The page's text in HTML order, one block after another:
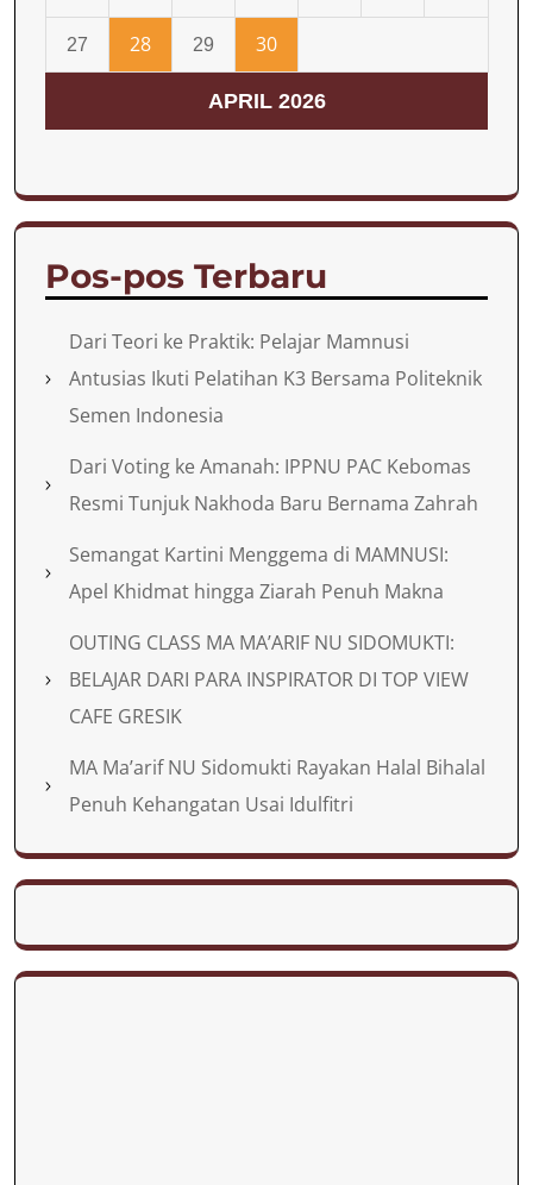
APRIL 2026
27 28 29 30
Pos-pos Terbaru
Dari Teori ke Praktik: Pelajar Mamnusi
Antusias Ikuti Pelatihan K3 Bersama Politeknik
Semen Indonesia
Dari Voting ke Amanah: IPPNU PAC Kebomas
Resmi Tunjuk Nakhoda Baru Bernama Zahrah
Semangat Kartini Menggema di MAMNUSI:
Apel Khidmat hingga Ziarah Penuh Makna
OUTING CLASS MA MA’ARIF NU SIDOMUKTI:
BELAJAR DARI PARA INSPIRATOR DI TOP VIEW
CAFE GRESIK
MA Ma’arif NU Sidomukti Rayakan Halal Bihalal
Penuh Kehangatan Usai Idulfitri